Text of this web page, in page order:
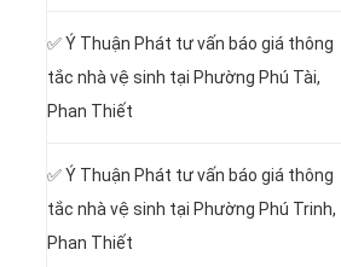
✅ Ý Thuận Phát tư vấn báo giá thông
tắc nhà vệ sinh tại Phường Phú Tài,
Phan Thiết
✅ Ý Thuận Phát tư vấn báo giá thông
tắc nhà vệ sinh tại Phường Phú Trinh,
Phan Thiết